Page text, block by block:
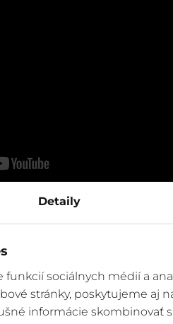
Detaily
sociálnych médií a
stránky, poskytujeme aj
informácie skombinovať